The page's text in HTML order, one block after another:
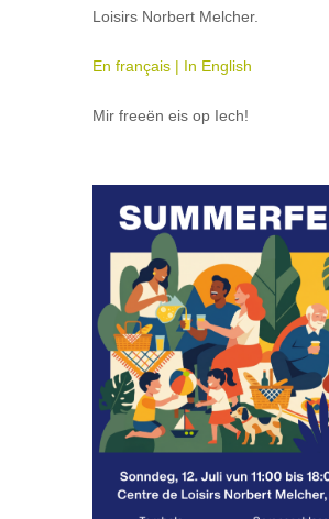
Loisirs Norbert Melcher.
En français | In English
Mir freeën eis op Iech!